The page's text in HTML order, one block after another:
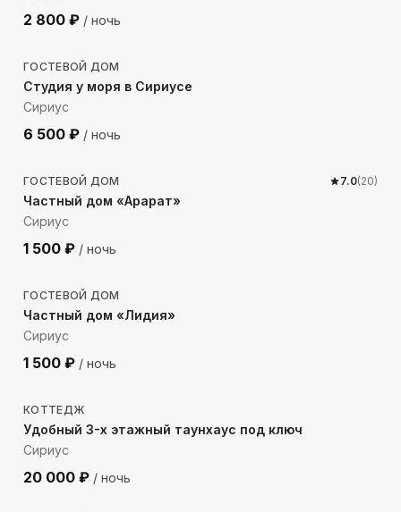
2 800 ₽ / ночь
265м до моря
ГОСТЕВОЙ ДОМ
Студия у моря в Сириусе
Сириус
6 500 ₽ / ночь
1525м до моря
ГОСТЕВОЙ ДОМ 7.0(20)
Частный дом «Арарат»
Сириус
1 500 ₽ / ночь
557м до моря
ГОСТЕВОЙ ДОМ
Частный дом «Лидия»
Сириус
1 500 ₽ / ночь
2075 м до моря
КОТТЕДЖ
Удобный 3-х этажный таунхаус под ключ
Сириус
20 000 ₽ / ночь
362м до моря